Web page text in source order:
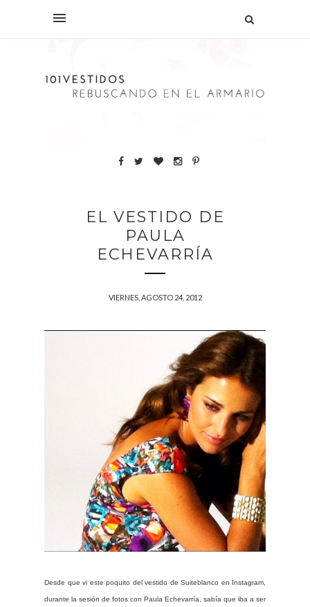
EL VESTIDO DE
PAULA
ECHEVARRÍA
VIERNES, AGOSTO 24, 2012
Desde que vi este poquito del vestido de Suiteblanco en Instagram,
durante la sesión de fotos con Paula Echevarría, sabía que iba a ser